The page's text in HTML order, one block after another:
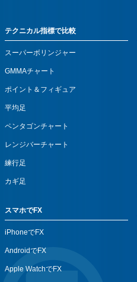
テクニカル指標で比較
スーパーボリンジャー
GMMAチャート
ポイント＆フィギュア
平均足
ペンタゴンチャート
レンジバーチャート
練行足
カギ足
スマホでFX
iPhoneでFX
AndroidでFX
Apple WatchでFX